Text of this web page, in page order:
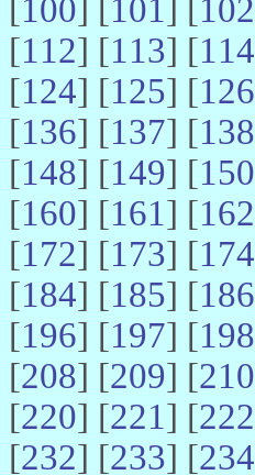
[100] [101] [102
[112] [113] [114
[124] [125] [126
[136] [137] [138
[148] [149] [150
[160] [161] [162
[172] [173] [174
[184] [185] [186
[196] [197] [198
[208] [209] [210
[220] [221] [222
[232] [233] [234